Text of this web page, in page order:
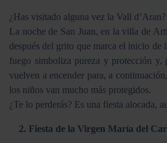
¿Has visitado alguna vez la Vall
La noche de San Juan, en la villa de
después del grito que marca el inicio
fuego simboliza pureza y protección y,
vuelven a encender para, a
los niños van mucho más protegidos.
¿Te lo perderás? Es una fiesta alocada,
2. Fiesta de la Virgen María del